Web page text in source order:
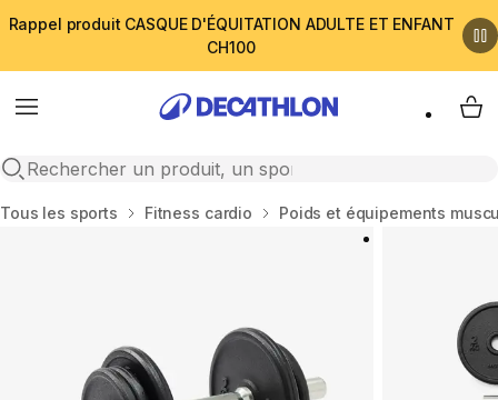
Rappel produit CASQUE D'ÉQUITATION ADULTE ET ENFANT
CH100
Menu
Open search
My
Accueil
Tous les sports Fitness cardio Poids et équipements